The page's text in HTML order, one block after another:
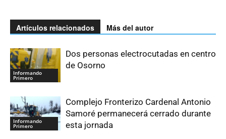
Artículos relacionados Más del autor
Informando
Primero
Dos personas electrocutadas en centro
de Osorno
Informando
Primero
Complejo Fronterizo Cardenal Antonio
Samoré permanecerá cerrado durante
esta jornada